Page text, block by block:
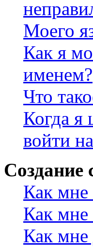
Моего
Как я
именем?
Что
Когда я
войти
Создание
Как мне
Как мне
Как мне